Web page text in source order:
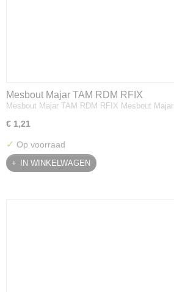
Mesbout Majar TAM RDM RFIX
Mesbout Majar TAM RDM RFIX Mesbout
€ 1,21
✓ Op voorraad
IN WINKELWAGEN